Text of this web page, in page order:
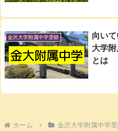
金沢大学附属中学受験
向い
大学
とは
ホーム 金沢大学附属中学